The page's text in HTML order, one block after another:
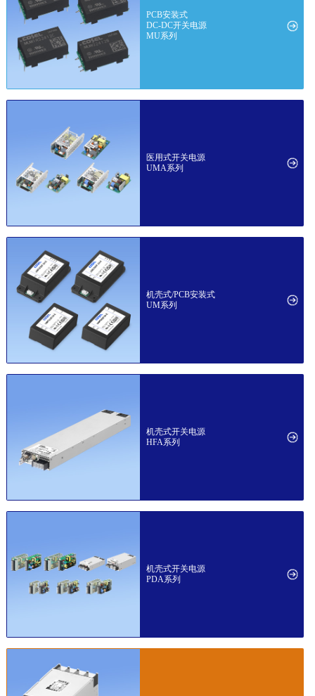
PCB安装式
DC-DC开关电源
MU系列
医用式开关电源
UMA系列
机壳式/PCB安装式
UM系列
机壳式开关电源
HFA系列
机壳式开关电源
PDA系列